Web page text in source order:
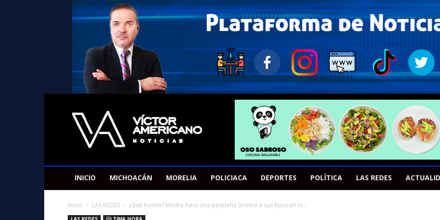
Americano
Victor
INICIO MICHOACÁN MORELIA POLICIACA DEPORTES POLÍTICA LAS REDES
Inicio LAS REDES ¡Qué horror! Madre hace una pequeña broma a sus hijos en la...